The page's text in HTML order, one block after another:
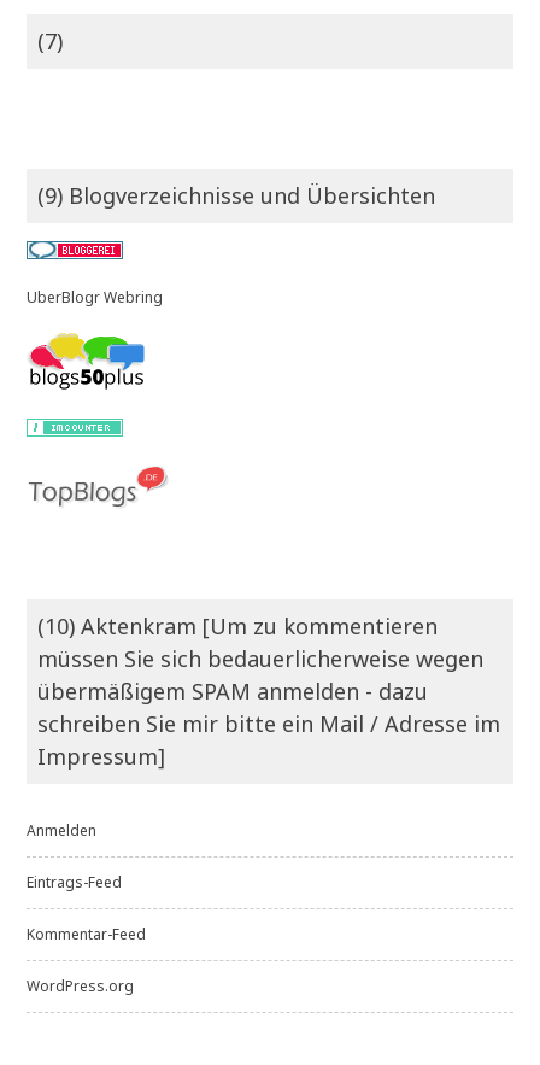
(7)
(9) Blogverzeichnisse und Übersichten
UberBlogr Webring
(10) Aktenkram [Um zu kommentieren
müssen Sie sich bedauerlicherweise wegen
übermäßigem SPAM anmelden - dazu
schreiben Sie mir bitte ein Mail / Adresse im
Impressum]
Anmelden
Eintrags-Feed
Kommentar-Feed
WordPress.org